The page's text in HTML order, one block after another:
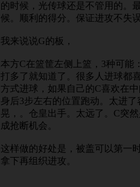
的时候，光传球还是不管用的。
候。顺利的得分。保证进攻不失
我来说说G的板，
本方C在篮筐左侧上篮，3种可能
打多了就知道了。很多人进球都
方式进球，如果自己的C喜欢在
身后3步左右的位置跑动。太进
晃，。仓皇出手。太远了。C突
成抢断机会。
这样做的好处是，被盖可以第一
拿下再组织进攻。